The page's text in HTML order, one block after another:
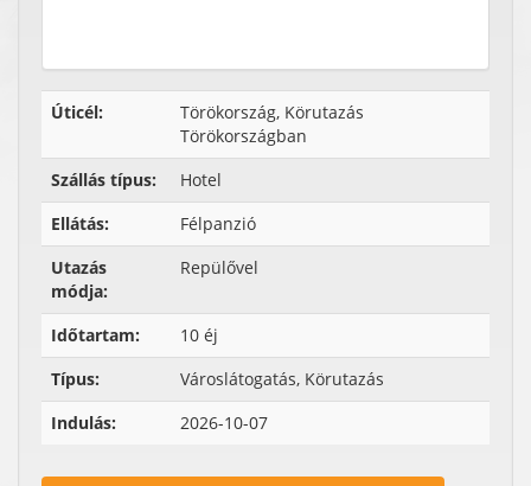
Úticél:
Törökország, Körutazás
Törökországban
Szállás típus:
Hotel
Ellátás:
Félpanzió
Utazás
módja:
Repülővel
Időtartam:
10 éj
Típus:
Városlátogatás, Körutazás
Indulás:
2026-10-07